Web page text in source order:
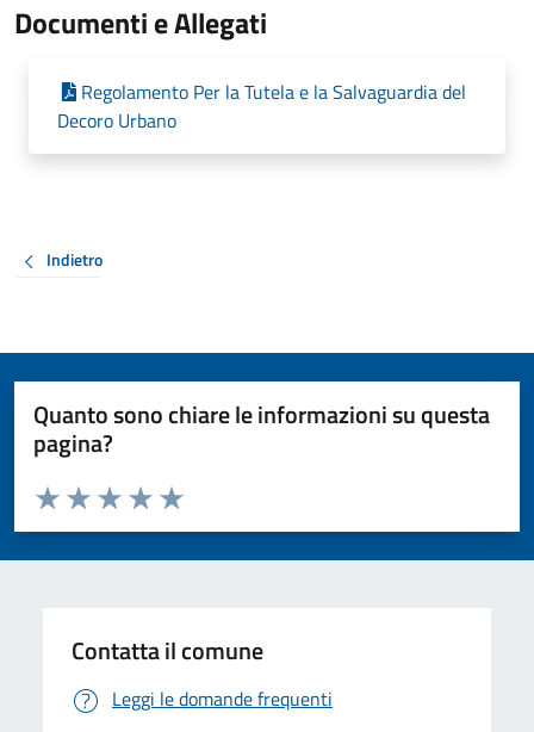
Documenti e Allegati
Regolamento Per la Tutela e la Salvaguardia del
Decoro Urbano
Indietro
Quanto sono chiare le informazioni su questa
pagina?
Valuta da 1 a 5 stelle la pagina
Valuta 5 stelle su 5
Valuta 4 stelle su 5
Valuta 3 stelle su 5
Valuta 2 stelle su 5
Valuta 1 stelle su 5
Contatta il comune
Leggi le domande frequenti